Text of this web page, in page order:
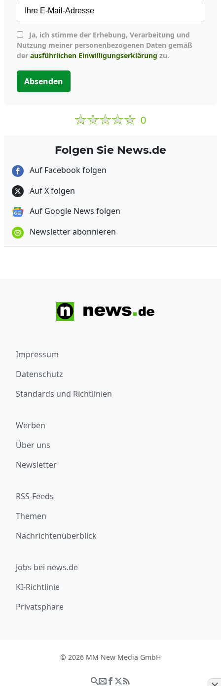
Nutzung meiner personenbezogenen Daten gemäß
der ausführlichen Einwilligungserklärung zu.
Absenden
0
Folgen Sie News.de
Auf Facebook folgen
Auf X folgen
Auf Google News folgen
Newsletter abonnieren
Impressum
Datenschutz
Standards und Richtlinien
Werben
Über uns
Newsletter
RSS-Feeds
Themen
Nachrichtenüberblick
Jobs bei news.de
KI-Richtlinie
Privatsphäre
© 2026 MM New Media GmbH